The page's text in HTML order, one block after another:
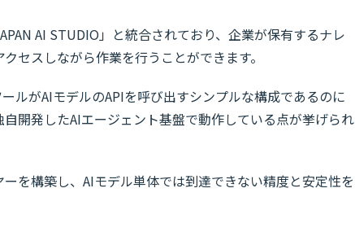
AI STUDIO」と統合されており、企業が保有するナレ
セスしながら作業を行うことができます。
ルがAIモデルのAPIを呼び出すシンプルな構成であるのに
開発したAIエージェント基盤で動作している点が挙げられ
を構築し、AIモデル単体では到達できない精度と安定性を